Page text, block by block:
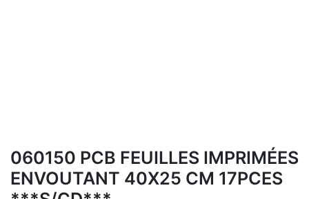
060150 PCB FEUILLES IMPRIMÉES
ENVOUTANT 40X25 CM 17PCES